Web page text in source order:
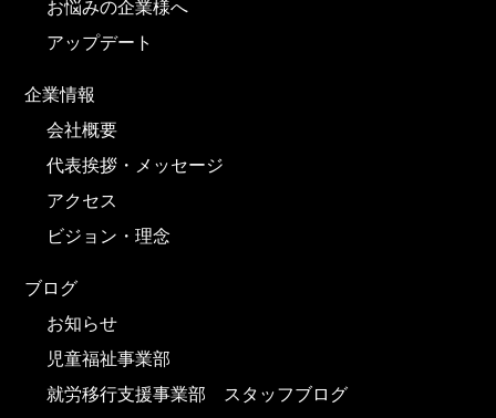
お悩みの企業様へ
アップデート
企業情報
会社概要
代表挨拶・メッセージ
アクセス
ビジョン・理念
ブログ
お知らせ
児童福祉事業部
就労移行支援事業部 スタッフブログ